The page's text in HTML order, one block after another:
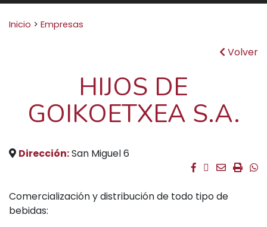
Buscar:
Inicio > Empresas
Volver
HIJOS DE
GOIKOETXEA S.A.
Dirección:San Miguel 6
Facebook
Twitter
Email
Comercialización y distribución de todo tipo de
bebidas: